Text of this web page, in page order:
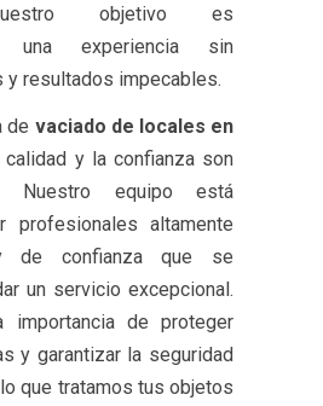
objetivo es
una experiencia sin
y resultados impecables.
de vaciado de locales en
calidad y la confianza son
Nuestro equipo está
profesionales altamente
de confianza que se
un servicio excepcional.
importancia de proteger
y garantizar la seguridad
que tratamos tus objetos